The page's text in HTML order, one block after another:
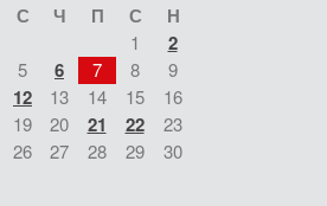
С Ч П С Н
1 2
5 6 7 8
9
12 13 14 15
16
19 20 21 22
23
26 27 28 29
30